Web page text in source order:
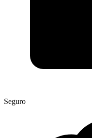
Seguro